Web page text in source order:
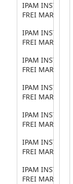
IPAM
FREI
IPAM
FREI
IPAM
FREI
IPAM
FREI
IPAM
FREI
IPAM
FREI
IPAM
FREI